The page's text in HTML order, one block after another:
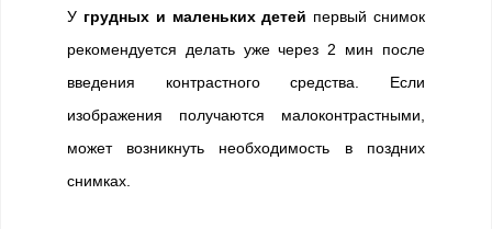
У грудных и маленьких детей первый снимок
рекомендуется делать уже через 2 мин после
введения контрастного средства. Если
изображения получаются малоконтрастными,
может возникнуть необходимость в поздних
снимках.